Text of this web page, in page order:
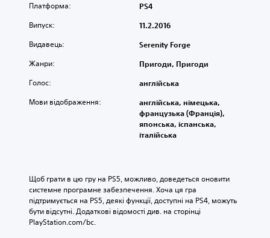
Платформа: PS4
Випуск: 11.2.2016
Видавець: Serenity Forge
Жанри: Пригоди, Пригоди
Голос: англійська
Мови відображення:
англійська, німецька,
французька (Франція),
японська, іспанська,
італійська
Щоб грати в цю гру на PS5, можливо, доведеться оновити
системне програмне забезпечення. Хоча ця гра
підтримується на PS5, деякі функції, доступні на PS4, можуть
бути відсутні. Додаткові відомості див. на сторінці
PlayStation.com/bc.